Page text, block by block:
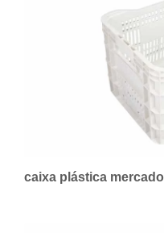
caixa plástica mercado